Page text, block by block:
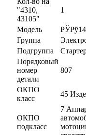
"4310,
43105"
1
Модель
Группа
Подгруппа
Порядковый
номер
детали
807
ОКПО
класс
45
ОКПО
подкласс
7